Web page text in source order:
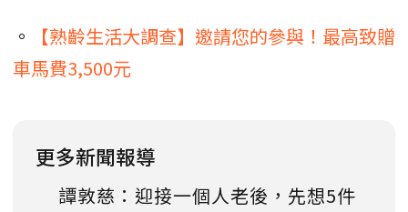
。
【熟齡生活大調查】邀請您的參與！最高致贈
車馬費3,500元
更多新聞報導
譚敦慈：迎接一個人老後，先想5件